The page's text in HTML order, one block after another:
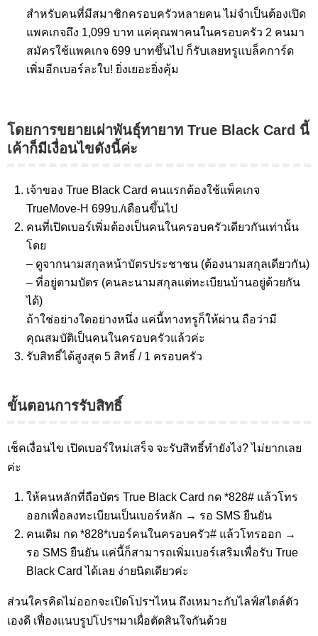
สำหรับคนที่มีสมาชิกครอบครัวหลายคน ไม่จำเป็นต้องเปิด
แพคเกจถึง 1,099 บาท แค่คุณพาคนในครอบครัว 2 คนมา
สมัครใช้แพคเกจ 699 บาทขึ้นไป ก็รับเลยทรูแบล็คการ์ด
เพิ่มอีกเบอร์ละใบ! ยิ่งเยอะยิ่งคุ้ม
โดยการขยายเผ่าพันธุ์ทายาท True Black Card นี้
เค้าก็มีเงื่อนไขดังนี้ค่ะ
เจ้าของ True Black Card คนแรกต้องใช้แพ็คเกจ
TrueMove-H 699บ./เดือนขึ้นไป
คนที่เปิดเบอร์เพิ่มต้องเป็นคนในครอบครัวเดียวกันเท่านั้น
โดย
– ดูจากนามสกุลหน้าบัตรประชาชน (ต้องนามสกุลเดียวกัน)
– ที่อยู่ตามบัตร (คนละนามสกุลแต่ทะเบียนบ้านอยู่ด้วยกัน
ได้)
ถ้าใช่อย่างใดอย่างหนึ่ง แค่นี้ทางทรูก็ให้ผ่าน ถือว่ามี
คุณสมบัติเป็นคนในครอบครัวแล้วค่ะ
รับสิทธิ์ได้สูงสุด 5 สิทธิ์ / 1 ครอบครัว
ขั้นตอนการรับสิทธิ์
เช็คเงื่อนไข เปิดเบอร์ใหม่เสร็จ จะรับสิทธิ์ทำยังไง? ไม่ยากเลย
ค่ะ
ให้คนหลักที่ถือบัตร True Black Card กด *828# แล้วโทร
ออกเพื่อลงทะเบียนเป็นเบอร์หลัก → รอ SMS ยืนยัน
คนเดิม กด *828*เบอร์คนในครอบครัว# แล้วโทรออก →
รอ SMS ยืนยัน แค่นี้ก็สามารถเพิ่มเบอร์เสริมเพื่อรับ True
Black Card ได้เลย ง่ายนิดเดียวค่ะ
ส่วนใครคิดไม่ออกจะเปิดโปรฯไหน ถึงเหมาะกับไลฟ์สไตล์ตัว
เองดี เฟื่องแนบรูปโปรฯมาเผื่อตัดสินใจกันด้วย